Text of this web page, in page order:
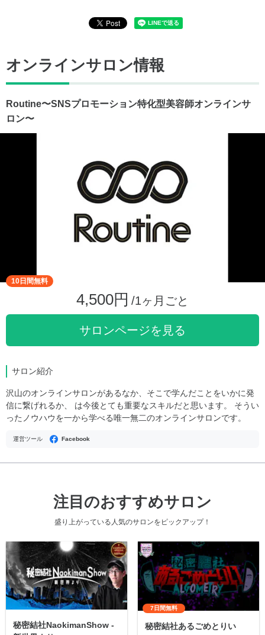
オンラインサロン情報
Routine〜SNSプロモーション特化型美容師オンラインサ
ロン〜
10日間無料
4,500円 /1ヶ月ごと
サロンページを見る
サロン紹介
沢山のオンラインサロンがあるなか、そこで学んだことをいかに発
信に繋げれるか、 は今後とても重要なスキルだと思います。 そうい
ったノウハウを一から学べる唯一無二のオンラインサロンです。
運営ツール Facebook
注目のおすすめサロン
盛り上がっている人気のサロンをピックアップ！
秘密結社NaokimanShow -
7日間無料
秘密結社あるごめとりい